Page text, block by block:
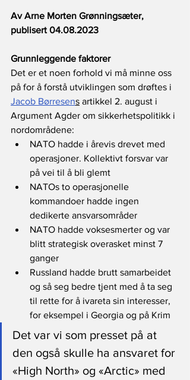
Av Arne Morten Grønningsæter,
publisert 04.08.2023
Grunnleggende faktorer
Det er et noen forhold vi må minne oss
på for å forstå utviklingen som drøftes i
Jacob Børresens artikkel 2. august i
Argument Agder om sikkerhetspolitikk i
nordområdene:
NATO hadde i årevis drevet med
operasjoner. Kollektivt forsvar var
på vei til å bli glemt
NATOs to operasjonelle
kommandoer hadde ingen
dedikerte ansvarsområder
NATO hadde voksesmerter og var
blitt strategisk overasket minst 7
ganger
Russland hadde brutt samarbeidet
og så seg bedre tjent med å ta seg
til rette for å ivareta sin interesser,
for eksempel i Georgia og på Krim
Det var vi som presset på at
den også skulle ha ansvaret for
«High North» og «Arctic» med